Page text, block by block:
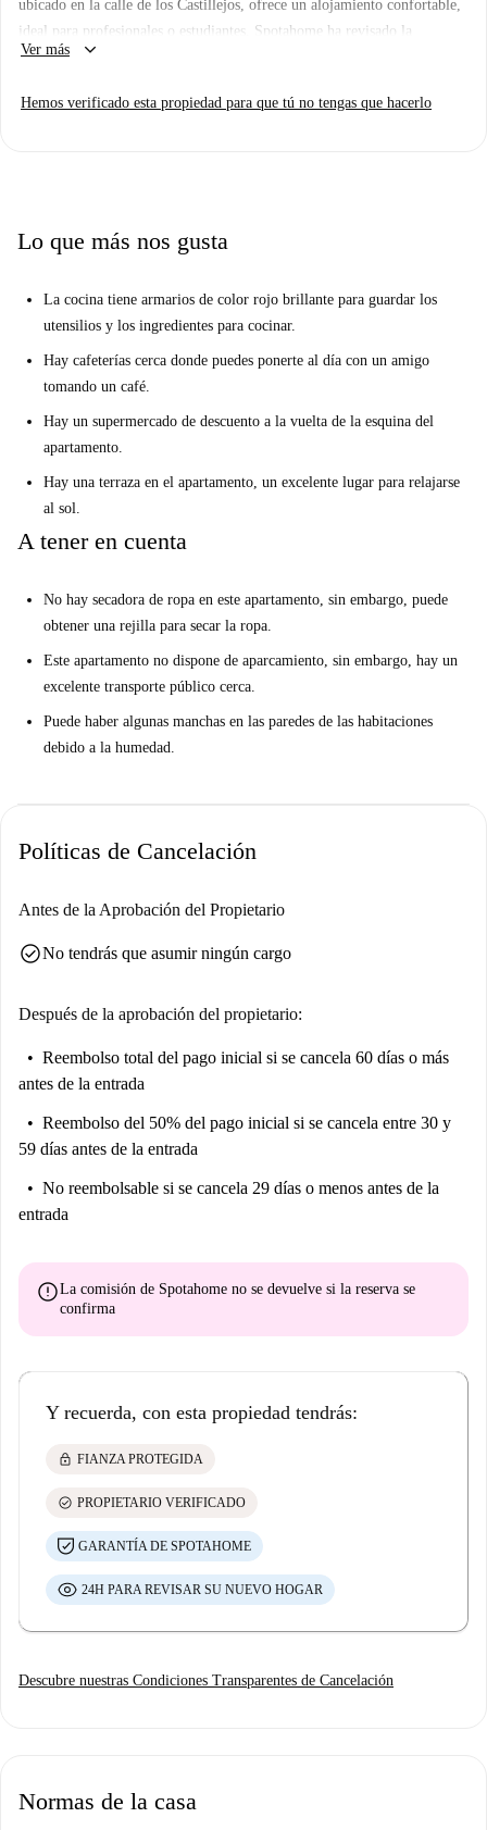
ubicado en la calle de los Castillejos, ofrece un alojamiento confortable,
ideal para profesionales o estudiantes. Spotahome ha revisado la
propiedad para garantizar que todos los datos sean precisos y fiables.
horno y lavadora. El wifi está incluido en el alquiler.
modernidad muy cerca de su nuevo hogar.
Ver más keyboard_arrow_down
Hemos verificado esta propiedad para que tú no tengas que hacerlo
Lo que más nos gusta
La cocina tiene armarios de color rojo brillante para guardar los
utensilios y los ingredientes para cocinar.
Hay cafeterías cerca donde puedes ponerte al día con un amigo
tomando un café.
Hay un supermercado de descuento a la vuelta de la esquina del
apartamento.
Hay una terraza en el apartamento, un excelente lugar para relajarse
al sol.
A tener en cuenta
No hay secadora de ropa en este apartamento, sin embargo, puede
obtener una rejilla para secar la ropa.
Este apartamento no dispone de aparcamiento, sin embargo, hay un
excelente transporte público cerca.
Puede haber algunas manchas en las paredes de las habitaciones
debido a la humedad.
Políticas de Cancelación
Antes de la Aprobación del Propietario
check_circleNo tendrás que asumir ningún cargo
Después de la aprobación del propietario:
Reembolso total del pago inicial si se cancela 60 días o más
antes de la entrada
Reembolso del 50% del pago inicial si se cancela entre 30 y
59 días antes de la entrada
No reembolsable si se cancela 29 días o menos antes de la
entrada
errorLa comisión de Spotahome no se devuelve si la reserva se
confirma
Y recuerda, con esta propiedad tendrás:
lock FIANZA PROTEGIDA
check_circle PROPIETARIO VERIFICADO
GARANTÍA DE SPOTAHOME
24H PARA REVISAR SU NUEVO HOGAR
Descubre nuestras Condiciones Transparentes de Cancelación
Normas de la casa